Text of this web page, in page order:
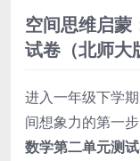
空间思维启蒙
试卷（北师大
进入一年级下学
间想象力的第一
数学第二单元测